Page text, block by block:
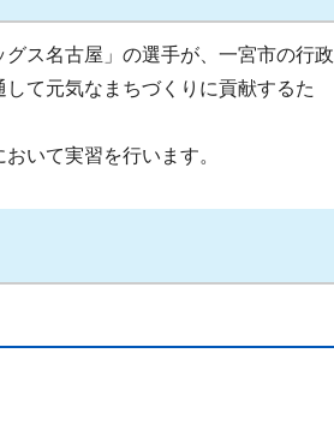
ス名古屋」の選手が、一宮市の行政
て元気なまちづくりに貢献するた
いて実習を行います。